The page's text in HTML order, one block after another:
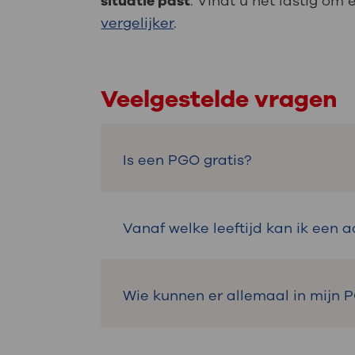
vergelijker.
Veelgestelde vragen
Is een PGO gratis?
aanbieder een (klein) bedrag
Vanaf welke leeftijd kan ik een
Wie kunnen er allemaal in mijn